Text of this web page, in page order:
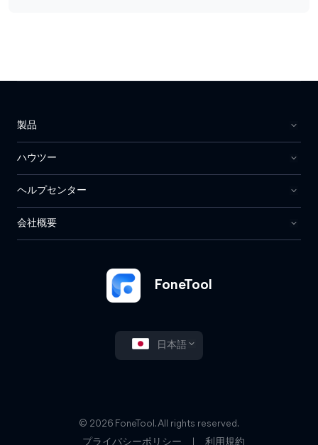
FoneTool
日本語
製品
ハウツー
ヘルプセンター
会社概要
© 2026 FoneTool. All rights reserved.
プライバシーポリシー
利用規約